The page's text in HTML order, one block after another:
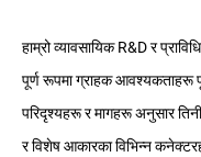
हाम्रो व्यावसायिक R&D र
पूर्ण रूपमा ग्राहक आवश्यकताहरू
परिदृश्यहरू र मागहरू अनुसार
र विशेष आकारका विभिन्न